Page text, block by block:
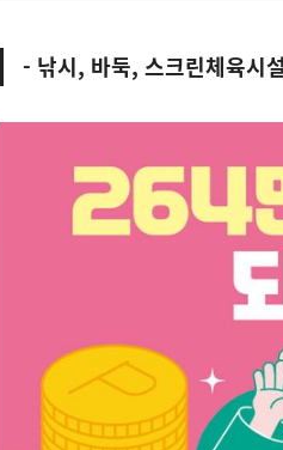
- 낚시, 바둑, 스크린체육시